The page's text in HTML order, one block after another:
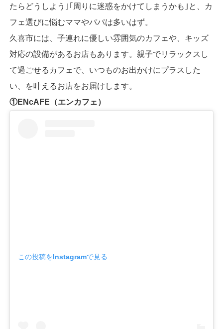
たらどうしよう｣｢周りに迷惑をかけてしまうかも｣と、カ
フェ選びに悩むママやパパは多いはず。
久喜市には、子連れに優しい雰囲気のカフェや、キッズ
対応の設備があるお店もあります。親子でリラックスし
て過ごせるカフェで、いつものお出かけにプラスした
い、を叶えるお店をお届けします。
①ENcAFE（エンカフェ）
この投稿をInstagramで見る